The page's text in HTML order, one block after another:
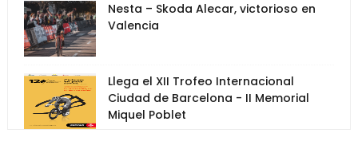
Nesta – Skoda Alecar, victorioso en
Valencia
Llega el XII Trofeo Internacional
Ciudad de Barcelona - II Memorial
Miquel Poblet